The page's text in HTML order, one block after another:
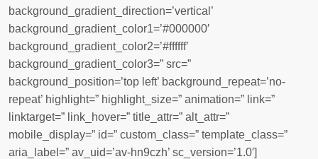
background_gradient_direction=’vertical’
background_gradient_color1=’#000000′
background_gradient_color2=’#ffffff’
background_gradient_color3=” src=”
background_position=’top left’ background_repeat=’no-
repeat’ highlight=” highlight_size=” animation=” link=”
linktarget=” link_hover=” title_attr=” alt_attr=”
mobile_display=” id=” custom_class=” template_class=”
aria_label=” av_uid=’av-hn9czh’ sc_version=’1.0′]